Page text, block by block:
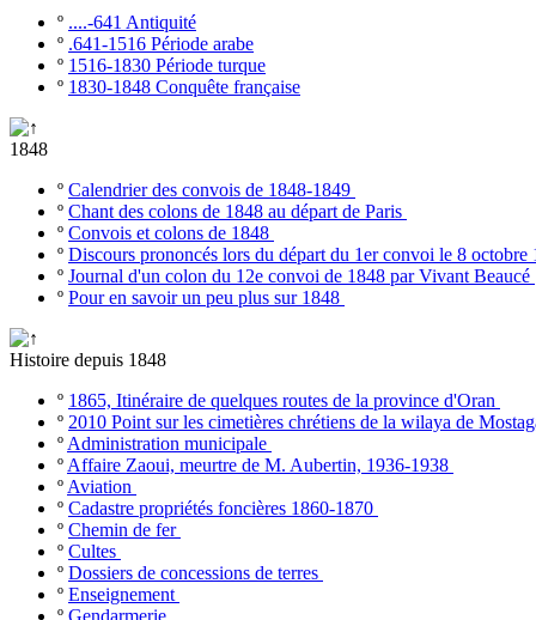
º ....-641 Antiquité
º .641-1516 Période arabe
º 1516-1830 Période turque
º 1830-1848 Conquête française
1848
º Calendrier des convois de 1848-1849
º Chant des colons de 1848 au départ de Paris
º Convois et colons de 1848
º Discours prononcés lors du départ du 1er convoi le 8 octobre
º Journal d'un colon du 12e convoi de 1848 par Vivant Beaucé
º Pour en savoir un peu plus sur 1848
Histoire depuis 1848
º 1865, Itinéraire de quelques routes de la province d'Oran
º 2010 Point sur les cimetières chrétiens de la wilaya de
º Administration municipale
º Affaire Zaoui, meurtre de M. Aubertin, 1936-1938
º Aviation
º Cadastre propriétés foncières 1860-1870
º Chemin de fer
º Cultes
º Dossiers de concessions de terres
º Enseignement
º Gendarmerie